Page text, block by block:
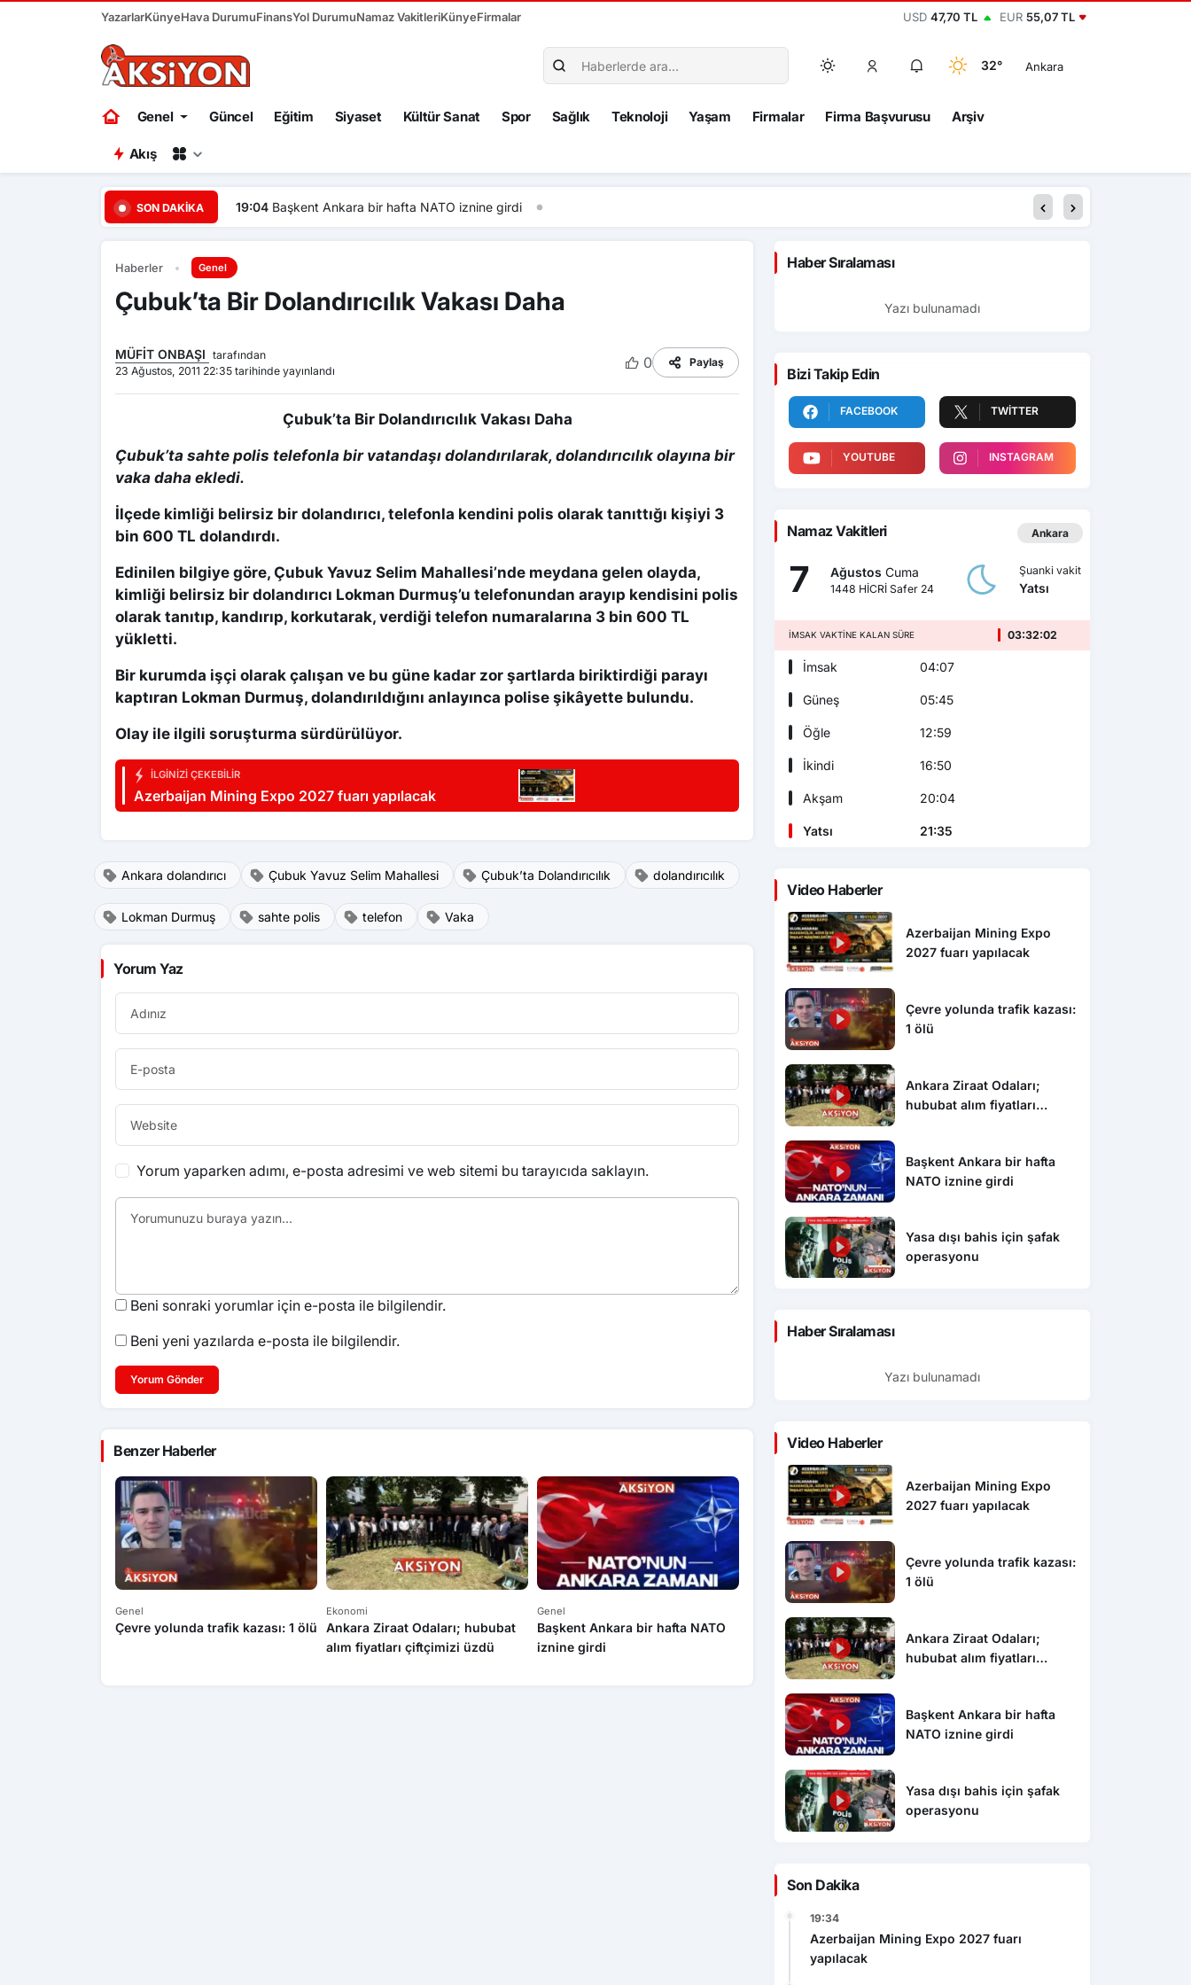
YazarlarKünyeHava DurumuFinansYol DurumuNamaz VakitleriKünyeFirmalar USD 47,70 TL EUR 55,07 TL
32° Ankara
Genel Güncel Eğitim Siyaset Kültür Sanat Spor Sağlık Teknoloji Yaşam Firmalar Firma Başvurusu Arşiv
Akış
SON DAKIKA 19:04 Başkent Ankara bir hafta NATO iznine girdi
Haberler Genel
Çubuk’ta Bir Dolandırıcılık Vakası Daha
MÜFİT ONBAŞI tarafından
23 Ağustos, 2011 22:35 tarihinde yayınlandı
0 Paylaş
Çubuk’ta Bir Dolandırıcılık Vakası Daha
Çubuk’ta sahte polis telefonla bir vatandaşı dolandırılarak, dolandırıcılık olayına bir
vaka daha ekledi.
İlçede kimliği belirsiz bir dolandırıcı, telefonla kendini polis olarak tanıttığı kişiyi 3
bin 600 TL dolandırdı.
Edinilen bilgiye göre, Çubuk Yavuz Selim Mahallesi’nde meydana gelen olayda,
kimliği belirsiz bir dolandırıcı Lokman Durmuş’u telefonundan arayıp kendisini polis
olarak tanıtıp, kandırıp, korkutarak, verdiği telefon numaralarına 3 bin 600 TL
yükletti.
Bir kurumda işçi olarak çalışan ve bu güne kadar zor şartlarda biriktirdiği parayı
kaptıran Lokman Durmuş, dolandırıldığını anlayınca polise şikâyette bulundu.
Olay ile ilgili soruşturma sürdürülüyor.
İLGINIZI ÇEKEBILIR
Azerbaijan Mining Expo 2027 fuarı yapılacak
Ankara dolandırıcı Çubuk Yavuz Selim Mahallesi Çubuk’ta Dolandırıcılık dolandırıcılık
Lokman Durmuş sahte polis telefon Vaka
Yorum Yaz
Yorum yaparken adımı, e-posta adresimi ve web sitemi bu tarayıcıda saklayın.
Beni sonraki yorumlar için e-posta ile bilgilendir.
Beni yeni yazılarda e-posta ile bilgilendir.
Yorum Gönder
Benzer Haberler
Genel
Çevre yolunda trafik kazası: 1 ölü
Ekonomi
Ankara Ziraat Odaları; hububat
alım fiyatları çiftçimizi üzdü
Genel
Başkent Ankara bir hafta NATO
iznine girdi
Yasa dışı bahis için şafak
operasyonu
Azerbeycan da yapılacak
Haber Sıralaması
Yazı bulunamadı
Bizi Takip Edin
FACEBOOK TWITTER
YOUTUBE INSTAGRAM
Namaz Vakitleri Ankara
7 Ağustos Cuma
1448 HİCRİ Safer 24
Şuanki vakit
Yatsı
İMSAK VAKTINE KALAN SÜRE 03:32:01
İmsak 04:07
Güneş 05:45
Öğle 12:59
İkindi 16:50
Akşam 20:04
Yatsı 21:35
Video Haberler
Azerbaijan Mining Expo
2027 fuarı yapılacak
Çevre yolunda trafik kazası:
1 ölü
Ankara Ziraat Odaları;
hububat alım fiyatları
Başkent Ankara bir hafta
NATO iznine girdi
Yasa dışı bahis için şafak
operasyonu
Haber Sıralaması
Yazı bulunamadı
Video Haberler
Azerbaijan Mining Expo
2027 fuarı yapılacak
Çevre yolunda trafik kazası:
1 ölü
Ankara Ziraat Odaları;
hububat alım fiyatları
Başkent Ankara bir hafta
NATO iznine girdi
Yasa dışı bahis için şafak
operasyonu
Son Dakika
19:34
Azerbaijan Mining Expo 2027 fuarı
yapılacak